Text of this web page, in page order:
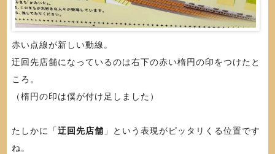
赤い点線が新しい動線。
迂回先店舗になっているのは右下の赤い楕円の印をつけたと
ころ。
（楕円の印は僕が付け足しました）
たしかに「迂回先店舗 」という表現がピッタリくる位置です
ね。